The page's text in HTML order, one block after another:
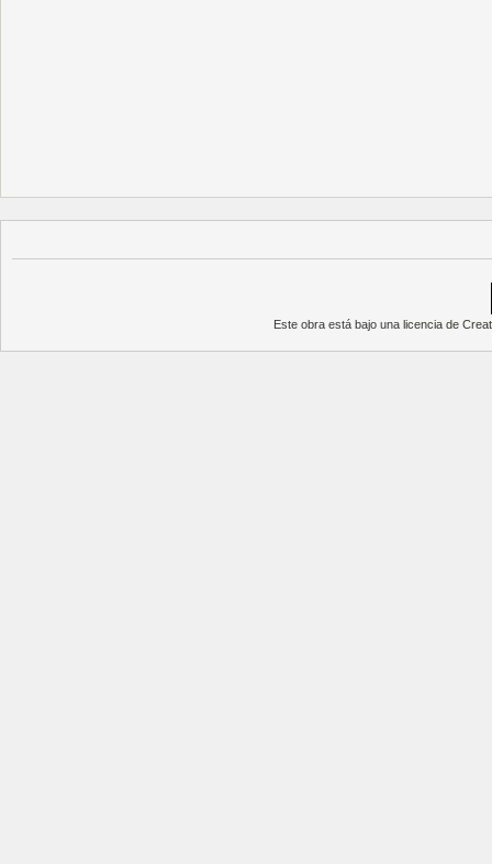
Este obra está bajo unalicencia de